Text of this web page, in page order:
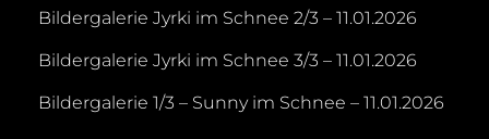
Bildergalerie Jyrki im Schnee 2/3 – 11.01.2026
Bildergalerie Jyrki im Schnee 3/3 – 11.01.2026
Bildergalerie 1/3 – Sunny im Schnee – 11.01.2026